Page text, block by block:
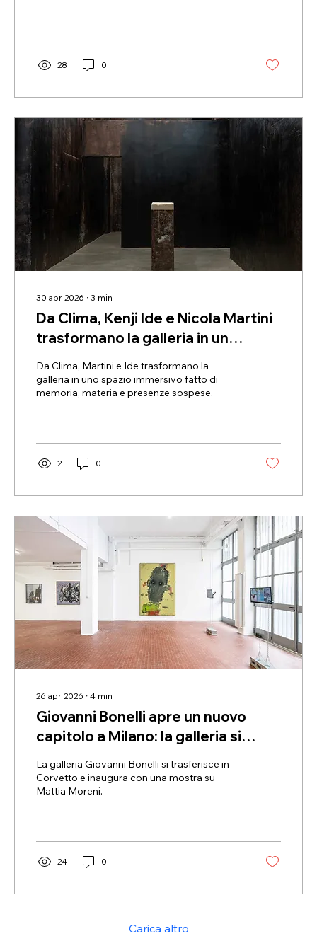
28 0
30 apr 2026 ∙ 3 min
Da Clima, Kenji Ide e Nicola Martini
trasformano la galleria in un
paesaggio di tracce, memoria e
presenze sospese
Da Clima, Martini e Ide trasformano la
galleria in uno spazio immersivo fatto di
memoria, materia e presenze sospese.
2 0
26 apr 2026 ∙ 4 min
Giovanni Bonelli apre un nuovo
capitolo a Milano: la galleria si
sposta in Corvetto e inaugura con
Mattia Moreni
La galleria Giovanni Bonelli si trasferisce in
Corvetto e inaugura con una mostra su
Mattia Moreni.
24 0
Carica altro